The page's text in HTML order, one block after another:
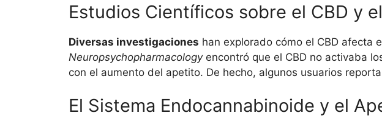
Estudios Científicos sobre el CBD y
Diversas investigaciones han explorado cómo el CBD afecta
Neuropsychopharmacologyencontró que el CBD no activaba
con el aumento del apetito. De hecho, algunos usuarios
El Sistema Endocannabinoide y el